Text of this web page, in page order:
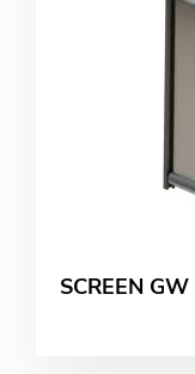
SCREEN GW